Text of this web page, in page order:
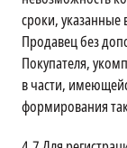
сроки, указанные
Продавец без
Покупателя,
в части,
формирования